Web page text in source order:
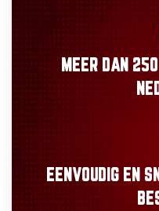
MEER DAN 250
EENVOUDIGEN